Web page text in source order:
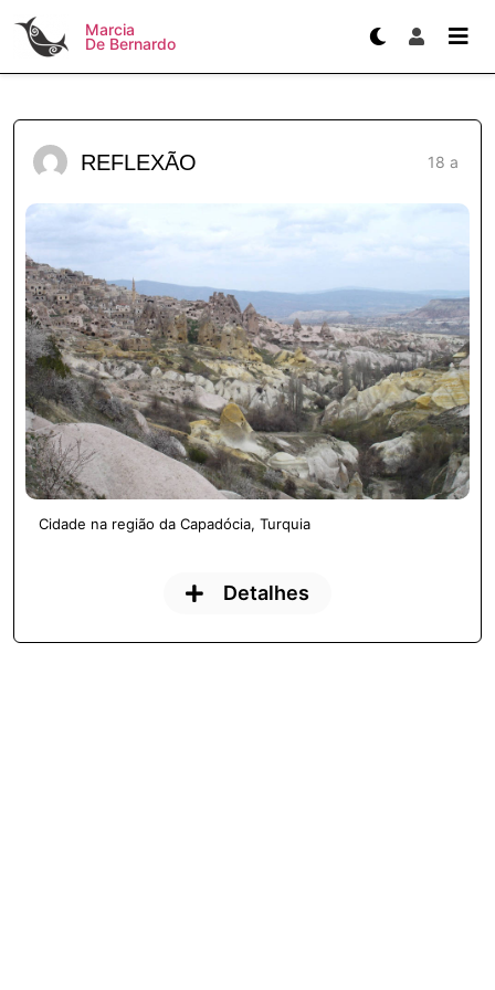
Marcia
De Bernardo
REFLEXÃO 18 a
Cidade na região da Capadócia, Turquia
Detalhes